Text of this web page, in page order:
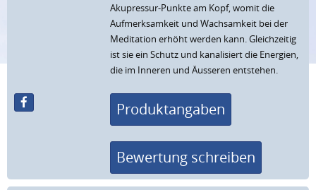
Akupressur-Punkte am Kopf, womit die
Aufmerksamkeit und Wachsamkeit bei der
Meditation erhöht werden kann. Gleichzeitig
ist sie ein Schutz und kanalisiert die Energien,
die im Inneren und Äusseren entstehen.
Produktangaben
Bewertung schreiben